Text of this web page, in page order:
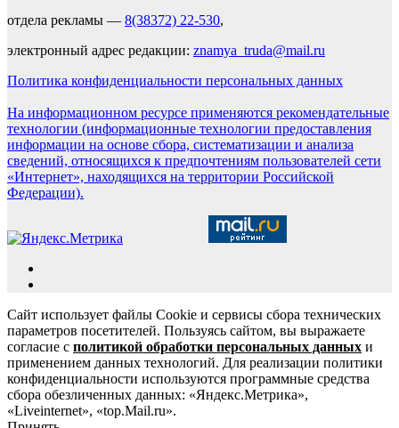
отдела рекламы — 8(38372) 22-530,
электронный адрес редакции: znamya_truda@mail.ru
Политика конфиденциальности персональных данных
На информационном ресурсе применяются рекомендательные
технологии (информационные технологии предоставления
информации на основе сбора, систематизации и анализа
сведений, относящихся к предпочтениям пользователей сети
«Интернет», находящихся на территории Российской
Федерации).
Сайт использует файлы Cookie и сервисы сбора технических
параметров посетителей. Пользуясь сайтом, вы выражаете
согласие с политикой обработки персональных данных и
применением данных технологий. Для реализации политики
конфиденциальности используются программные средства
сбора обезличенных данных: «Яндекс.Метрика»,
«Liveinternet», «top.Mail.ru».